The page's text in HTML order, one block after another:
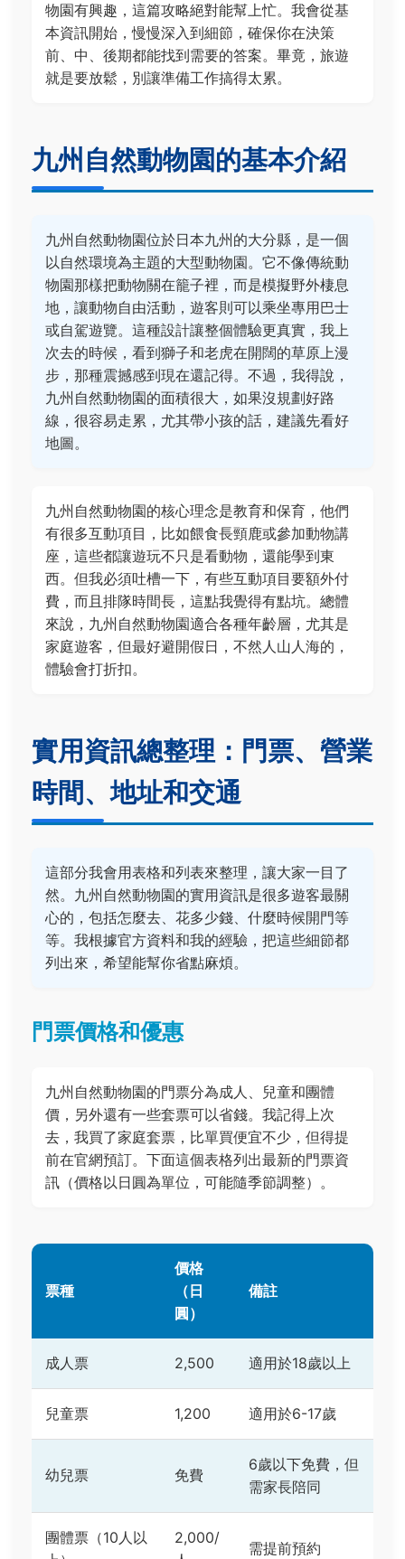
物園有興趣，這篇攻略絕對能幫上忙。我會從基
本資訊開始，慢慢深入到細節，確保你在決策
前、中、後期都能找到需要的答案。畢竟，旅遊
就是要放鬆，別讓準備工作搞得太累。
九州自然動物園的基本介紹
九州自然動物園位於日本九州的大分縣，是一個
以自然環境為主題的大型動物園。它不像傳統動
物園那樣把動物關在籠子裡，而是模擬野外棲息
地，讓動物自由活動，遊客則可以乘坐專用巴士
或自駕遊覽。這種設計讓整個體驗更真實，我上
次去的時候，看到獅子和老虎在開闊的草原上漫
步，那種震撼感到現在還記得。不過，我得說，
九州自然動物園的面積很大，如果沒規劃好路
線，很容易走累，尤其帶小孩的話，建議先看好
地圖。
九州自然動物園的核心理念是教育和保育，他們
有很多互動項目，比如餵食長頸鹿或參加動物講
座，這些都讓遊玩不只是看動物，還能學到東
西。但我必須吐槽一下，有些互動項目要額外付
費，而且排隊時間長，這點我覺得有點坑。總體
來說，九州自然動物園適合各種年齡層，尤其是
家庭遊客，但最好避開假日，不然人山人海的，
體驗會打折扣。
實用資訊總整理：門票、營業
時間、地址和交通
這部分我會用表格和列表來整理，讓大家一目了
然。九州自然動物園的實用資訊是很多遊客最關
心的，包括怎麼去、花多少錢、什麼時候開門等
等。我根據官方資料和我的經驗，把這些細節都
列出來，希望能幫你省點麻煩。
門票價格和優惠
九州自然動物園的門票分為成人、兒童和團體
價，另外還有一些套票可以省錢。我記得上次
去，我買了家庭套票，比單買便宜不少，但得提
前在官網預訂。下面這個表格列出最新的門票資
訊（價格以日圓為單位，可能隨季節調整）。
票種
價格
（日
圓）
備註
成人票 2,500 適用於18歲以上
兒童票 1,200 適用於6-17歲
幼兒票 免費
6歲以下免費，但
需家長陪同
團體票（10人以
2,000/
需提前預約